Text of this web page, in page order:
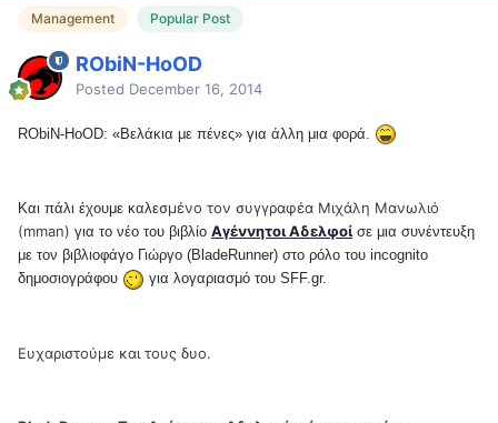
Management Popular Post
RObiN-HoOD
Posted December 16, 2014
RObiN-HoOD: «Βελάκια με πένες» για άλλη μια φορά.
Και πάλι έχουμε καλεσμένο τον συγγραφέα Μιχάλη Μανωλιό
(mman) για το νέο του βιβλίο Αγέννητοι Αδελφοί σε μια συνέντευξη
με τον βιβλιοφάγο Γιώργο (BladeRunner) στο ρόλο του incognito
δημοσιογράφου
για λογαριασμό του SFF.gr.
Ευχαριστούμε και τους δυο.